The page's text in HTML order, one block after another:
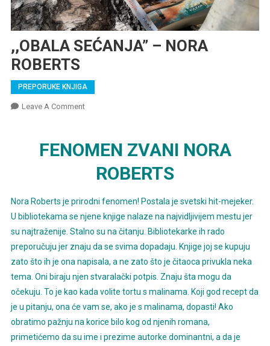
,,OBALA SEĆANJA” – NORA
ROBERTS
PREPORUKE KNJIGA
Leave A CommentOn
–
ROBERTS
FENOMEN ZVANI NORA
ROBERTS
Nora Roberts je prirodni fenomen! Postala je svetski hit-mejeker.
U bibliotekama se njene knjige nalaze na najvidljivijem mestu jer
su najtraženije. Stalno su na čitanju. Bibliotekarke ih rado
preporučuju jer znaju da se svima dopadaju. Knjige joj se kupuju
zato što ih je ona napisala, a ne zato što je čitaoca privukla neka
tema. Oni biraju njen stvaralački potpis. Znaju šta mogu da
očekuju. To je kao kada volite tortu s malinama. Koji god recept da
je u pitanju, ona će vam se, ako je s malinama, dopasti! Ako
obratimo pažnju na korice bilo kog od njenih romana,
primetićemo da su ime i prezime autorke dominantni, a da je